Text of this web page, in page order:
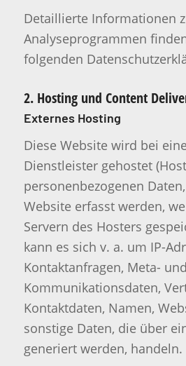
Detaillierte Informationen
Analyseprogrammen
folgenden
2. Hosting und Content
Externes Hosting
Diese Website wird bei
Dienstleister gehostet
personenbezogenen
Website erfasst werden,
Servern des Hosters
kann es sich v. a. um IP-
Kontaktanfragen, Meta- und
Kommunikationsdaten,
Kontaktdaten, Namen,
sonstige Daten, die über
generiert werden, handeln.